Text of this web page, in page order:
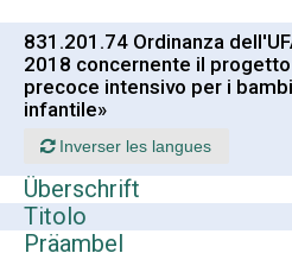
831.201.74 Ordinanza
2018 concernente il
precoce intensivo per i
infantile»
Inverser les langues
Überschrift
Titolo
Präambel